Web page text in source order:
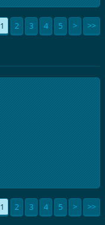
1 2 3 4 5 > >>
1 2 3 4 5 > >>